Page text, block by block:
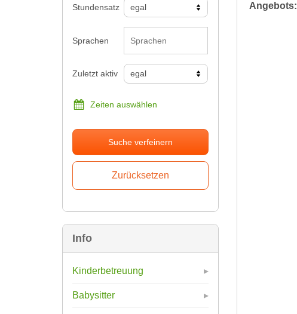
Stundensatz
Sprachen
Zuletzt aktiv
Zeiten auswählen
Suche verfeinern
Info
Kinderbetreuung
Babysitter
Angebots: